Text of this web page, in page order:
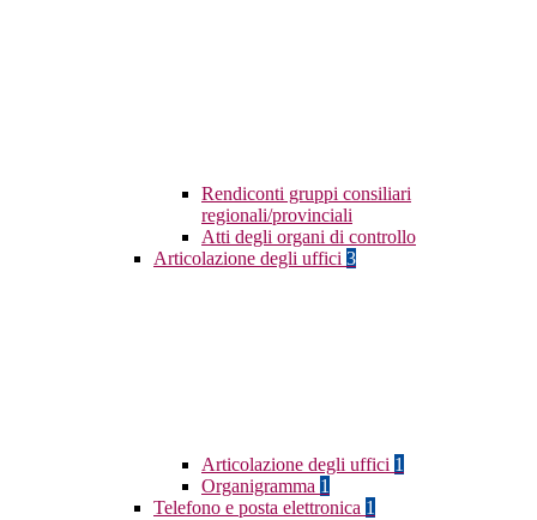
Rendiconti gruppi consiliari
regionali/provinciali
Atti degli organi di controllo
Articolazione degli uffici 3
Articolazione degli uffici 1
Organigramma 1
Telefono e posta elettronica 1